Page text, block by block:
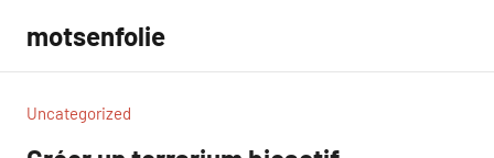
contenu
motsenfolie
Uncategorized